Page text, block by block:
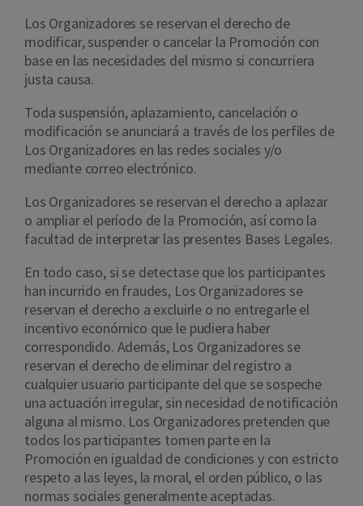
Los Organizadores se reservan el derecho de
modificar, suspender o cancelar la Promoción con
base en las necesidades del mismo si concurriera
justa causa.
Toda suspensión, aplazamiento, cancelación o
modificación se anunciará a través de los perfiles de
Los Organizadores en las redes sociales y/o
mediante correo electrónico.
Los Organizadores se reservan el derecho a aplazar
o ampliar el período de la Promoción, así como la
facultad de interpretar las presentes Bases Legales.
En todo caso, si se detectase que los participantes
han incurrido en fraudes, Los Organizadores se
reservan el derecho a excluirle o no entregarle el
incentivo económico que le pudiera haber
correspondido. Además, Los Organizadores se
reservan el derecho de eliminar del registro a
cualquier usuario participante del que se sospeche
una actuación irregular, sin necesidad de notificación
alguna al mismo. Los Organizadores pretenden que
todos los participantes tomen parte en la
Promoción en igualdad de condiciones y con estricto
respeto a las leyes, la moral, el orden público, o las
normas sociales generalmente aceptadas.